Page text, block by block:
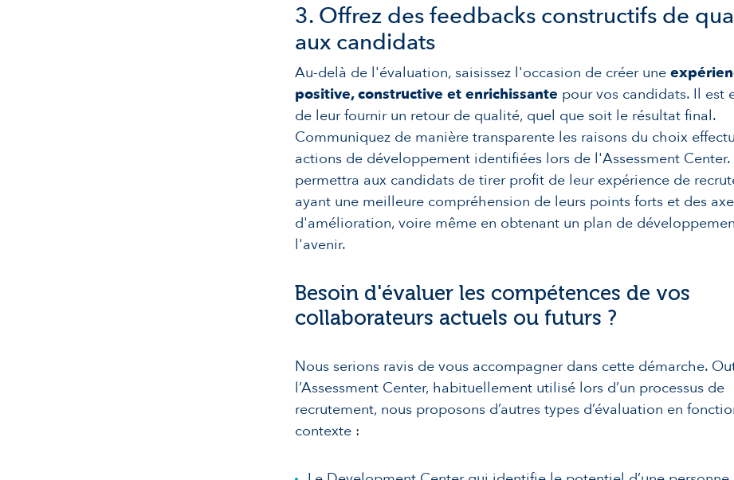
3. Offrez des feedbacks constructifs de
aux candidats
Au-delà de l'évaluation, saisissez l'occasion de créer une
positive, constructive et enrichissante pour vos candidats. Il est
de leur fournir un retour de qualité, quel que soit le résultat final.
Communiquez de manière transparente les raisons du choix
actions de développement identifiées lors de l'Assessment Center.
permettra aux candidats de tirer profit de leur expérience de
ayant une meilleure compréhension de leurs points forts et des
d'amélioration, voire même en obtenant un plan de
l'avenir.
Besoin d'évaluer les compétences de vos
collaborateurs actuels ou futurs ?
Nous serions ravis de vous accompagner dans cette démarche.
l’Assessment Center, habituellement utilisé lors d’un processus de
recrutement, nous proposons d’autres types d’évaluation en
contexte :